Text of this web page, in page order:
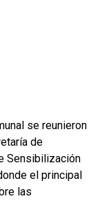
se reunieron
de
Sensibilización
el principal
las